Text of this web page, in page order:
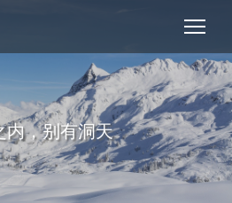
内，别有洞天